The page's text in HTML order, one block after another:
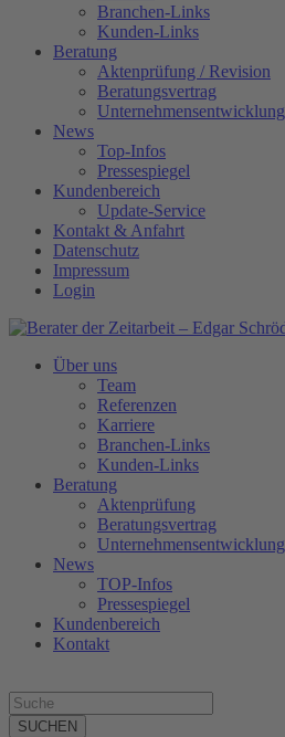
Branchen-Links
Kunden-Links
Beratung
Aktenprüfung / Revision
Beratungsvertrag
Unternehmensentwicklung
News
Top-Infos
Pressespiegel
Kundenbereich
Update-Service
Kontakt & Anfahrt
Datenschutz
Impressum
Login
Über uns
Team
Referenzen
Karriere
Branchen-Links
Kunden-Links
Beratung
Aktenprüfung
Beratungsvertrag
Unternehmensentwicklung
News
TOP-Infos
Pressespiegel
Kundenbereich
Kontakt
SUCHEN